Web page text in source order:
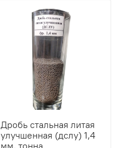
Дробь стальная литая
улучшенная (дслу) 1,4